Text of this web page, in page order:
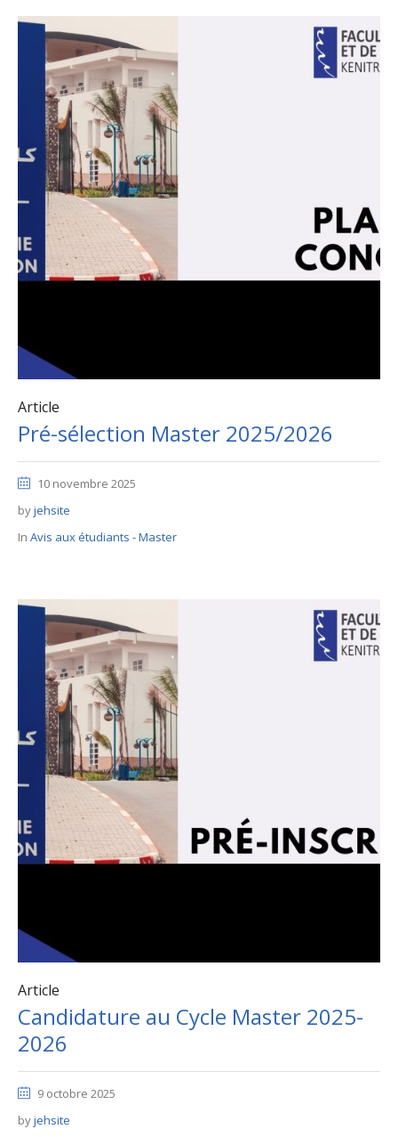
Article
Pré-sélection Master 2025/2026
10 novembre 2025
byjehsite
In Avis aux étudiants - Master
Article
Candidature au Cycle Master 2025-
2026
9 octobre 2025
byjehsite